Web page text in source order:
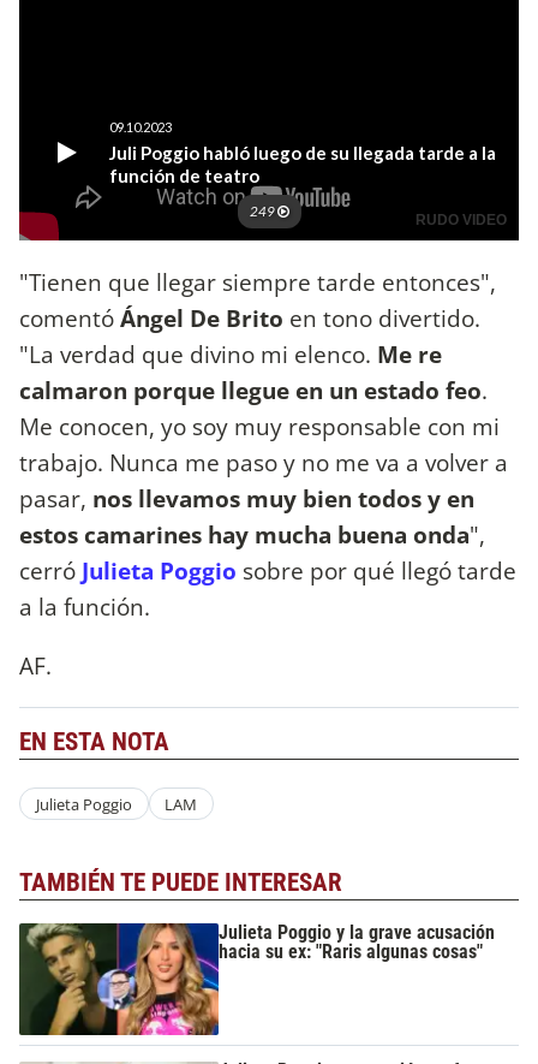
"Tienen que llegar siempre tarde entonces",
comentóÁngel De Brito en tono divertido.
"La verdad que divino mi elenco. Me re
calmaron porque llegue en un estado feo.
Me conocen, yo soy muy responsable con mi
trabajo. Nunca me paso y no me va a volver a
pasar, nos llevamos muy bien todos y en
estos camarines hay mucha buena onda",
cerró Julieta Poggio sobre por qué llegó tarde
a la función.
AF.
EN ESTA NOTA
Julieta Poggio LAM
TAMBIÉN TE PUEDE INTERESAR
Julieta Poggio y la grave acusación
hacia su ex: "Raris algunas cosas"